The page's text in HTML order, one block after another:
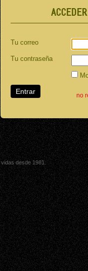
Tu correo
Tu contraseña
no
desde 1981.